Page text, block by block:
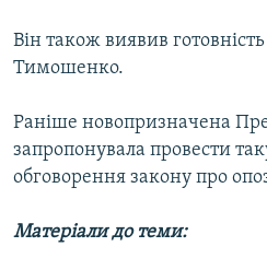
Він також виявив
Тимошенко.
Раніше новопризначена
запропонувала провести
обговорення закону про
Матеріали до теми: